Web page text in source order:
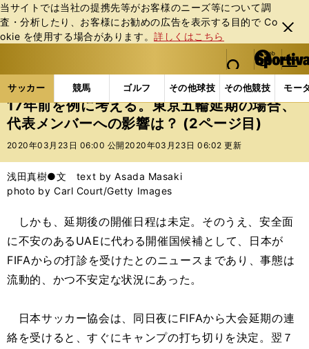
当サイトでは当社の提携先等がお客様のニーズ等について調
査・分析したり、お客様にお勧めの広告を表⽰する⽬的で Co
okie を使⽤する場合があります。詳しくはこちら
閉じ
る
web Sportiva (webスポルティーバ)
検索
マイペ
ー
ジ
メニュ
サッカー 競馬 ゴルフ その他球技 その他競技 モー
ス
ポ
ル
バ
サッカーの記事一覧 サッカー代表 日本代表 17
17年前を例に考える。東京五輪延期の場合、
代表メンバーへの影響は？ (2ページ目)
2020年03月23日 06:00 公開 2020年03月23日 06:02 更新
浅田真樹●文 text by Asada Masaki
photo by Carl Court/Getty Images
しかも、延期後の開催日程は未定。そのうえ、安全面
に不安のあるUAEに代わる開催国候補として、日本が
FIFAからの打診を受けたとのニュースまであり、事態は
流動的、かつ不安定な状況にあった。
日本サッカー協会は、同日夜にFIFAから大会延期の連
絡を受けると、すぐにキャンプの打ち切りを決定。翌７